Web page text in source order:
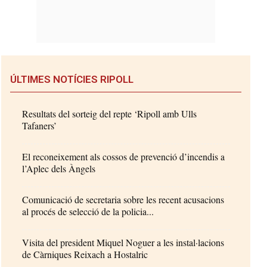
ÚLTIMES NOTÍCIES RIPOLL
Resultats del sorteig del repte ‘Ripoll amb Ulls
Tafaners’
El reconeixement als cossos de prevenció d’incendis a
l’Aplec dels Àngels
Comunicació de secretaria sobre les recent acusacions
al procés de selecció de la policia...
Visita del president Miquel Noguer a les instal·lacions
de Càrniques Reixach a Hostalric